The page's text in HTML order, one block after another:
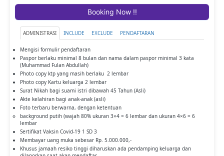
Booking Now !!
ADMINISTRASI INCLUDE EXCLUDE PENDAFTARAN
Mengisi formulir pendaftaran
Paspor berlaku minimal 8 bulan dan nama dalam paspor minimal 3 kata
(Muhammad Fulan Abdullah)
Photo copy ktp yang masih berlaku 2 lembar
Photo copy Kartu keluarga 2 lembar
Surat Nikah bagi suami istri dibawah 45 Tahun (Asli)
Akte kelahiran bagi anak-anak (asli)
Foto terbaru berwarna, dengan ketentuan
background putih (wajah 80% ukuran 3×4 = 6 lembar dan ukuran 4×6 = 6
lembar
Sertifikat Vaksin Covid-19 1 SD 3
Membayar uang muka sebesar Rp. 5.000.000,-
Khusus jamaah resiko tinggi diharuskan ada pendamping keluarga dan